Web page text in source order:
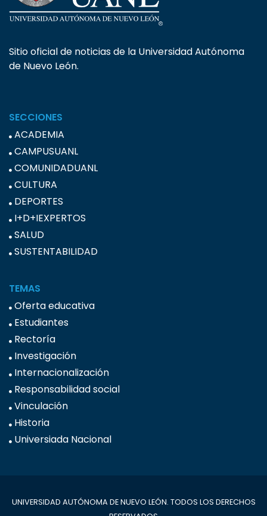
Sitio oficial de noticias de la Universidad Autónoma
de Nuevo León.
SECCIONES
ACADEMIA
CAMPUSUANL
COMUNIDADUANL
CULTURA
DEPORTES
I+D+IEXPERTOS
SALUD
SUSTENTABILIDAD
TEMAS
Oferta educativa
Estudiantes
Rectoría
Investigación
Internacionalización
Responsabilidad social
Vinculación
Historia
Universiada Nacional
UNIVERSIDAD AUTÓNOMA DE NUEVO LEÓN. TODOS LOS DERECHOS